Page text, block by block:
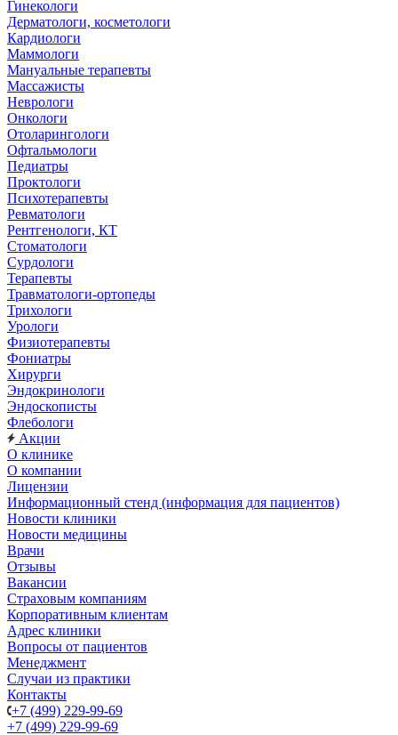
Гинекологи
Дерматологи, косметологи
Кардиологи
Маммологи
Мануальные терапевты
Массажисты
Неврологи
Онкологи
Отоларингологи
Офтальмологи
Педиатры
Проктологи
Психотерапевты
Ревматологи
Рентгенологи, КТ
Стоматологи
Сурдологи
Терапевты
Травматологи-ортопеды
Трихологи
Урологи
Физиотерапевты
Фониатры
Хирурги
Эндокринологи
Эндоскописты
Флебологи
Акции
О клинике
О компании
Лицензии
Информационный стенд (информация для пациентов)
Новости клиники
Новости медицины
Врачи
Отзывы
Вакансии
Страховым компаниям
Корпоративным клиентам
Адрес клиники
Вопросы от пациентов
Менеджмент
Случаи из практики
Контакты
+7 (499) 229-99-69
+7 (499) 229-99-69